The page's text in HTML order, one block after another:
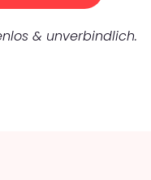
& unverbindlich.